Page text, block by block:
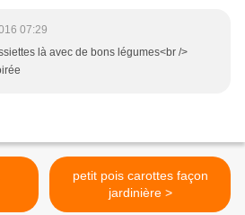
07:29
là avec de bons légumes<br />
petit pois carottes façon
jardinière >